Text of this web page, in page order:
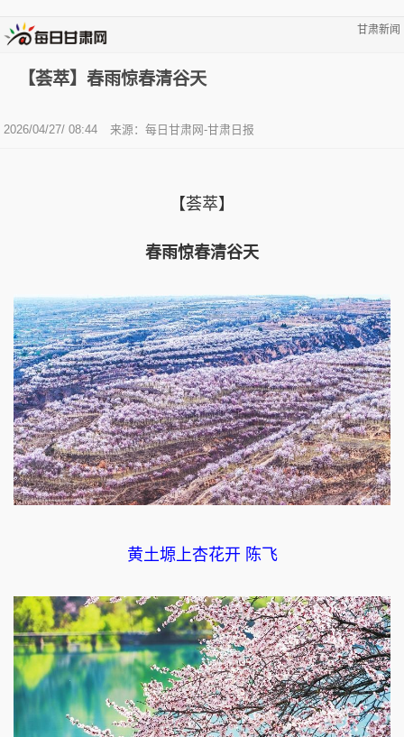
甘肃新闻
【荟萃】春雨惊春清谷天
2026/04/27/ 08:44 来源：每日甘肃网-甘肃日报
【荟萃】
春雨惊春清谷天
黄土塬上杏花开 陈飞